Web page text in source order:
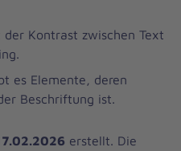
Kontrast zwischen Text
es Elemente, deren
Beschriftung ist.
erstellt. Die